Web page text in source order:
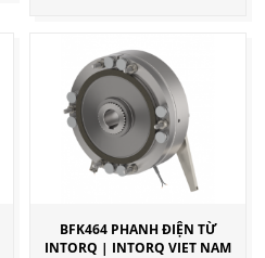
BFK464 PHANH ĐIỆN TỪ
INTORQ | INTORQ VIET NAM